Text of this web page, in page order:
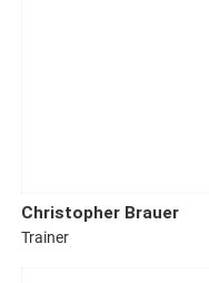
Christopher Brauer
Trainer